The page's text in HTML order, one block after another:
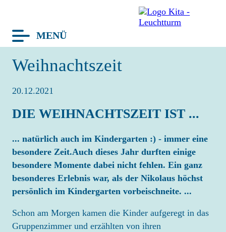
MENÜ
TERMINE
LEUCHTTURM
HAUS
GRUPPEN
TEAM
KONZEPT
FRAGEN
Weihnachtszeit
20.12.2021
DIE WEIHNACHTSZEIT IST ...
... natürlich auch im Kindergarten :) - immer eine
besondere Zeit.Auch dieses Jahr durften einige
besondere Momente dabei nicht fehlen. Ein ganz
besonderes Erlebnis war, als der Nikolaus höchst
persönlich im Kindergarten vorbeischneite. ...
Schon am Morgen kamen die Kinder aufgeregt in das
Gruppenzimmer und erzählten von ihren